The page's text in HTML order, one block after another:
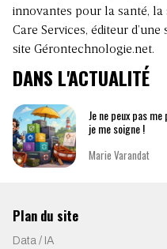
innovantes pour la santé, la
Care Services, éditeur
site Gérontechnologie.net.
DANS L'ACTUALITÉ
Je ne peux pas
je me soigne !
Marie Varandat
Plan du site
Data / IA